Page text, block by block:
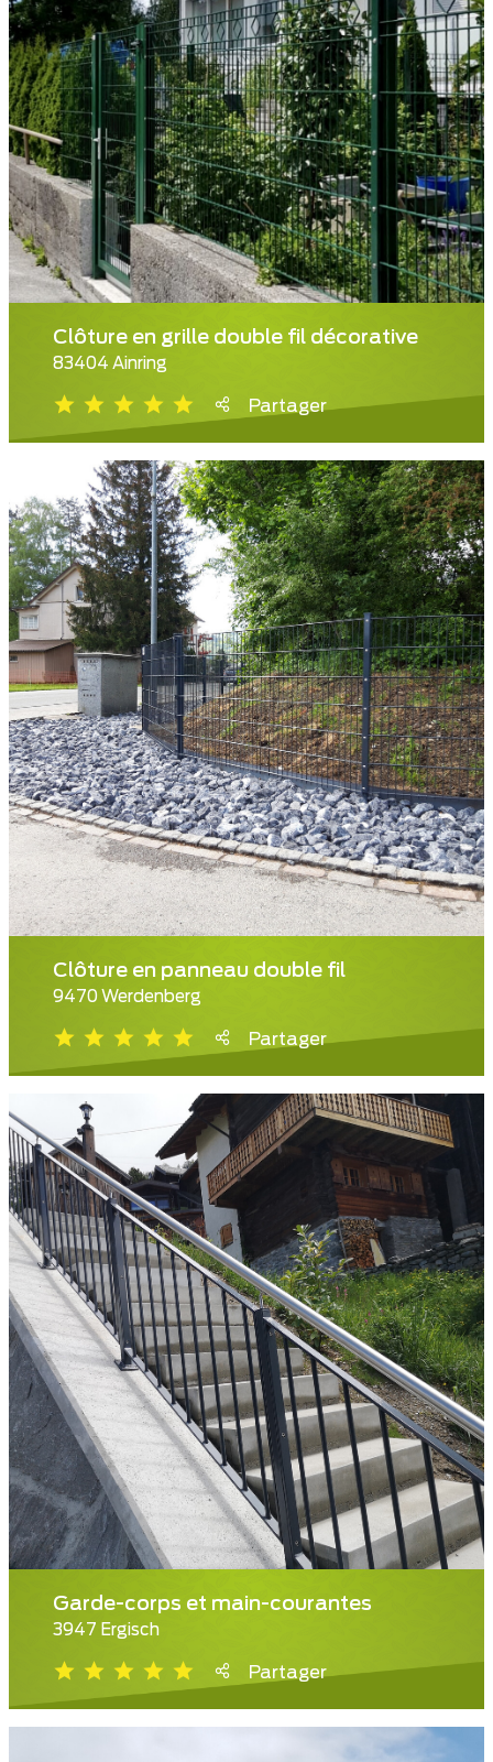
Clôture en grille double fil décorative
83404 Ainring
Partager
Clôture en panneau double fil
9470 Werdenberg
Partager
Garde-corps et main-courantes
3947 Ergisch
Partager